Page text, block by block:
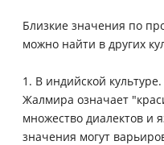
Близкие значения по
можно найти в других
1. В индийской
Жалмира означает
множество диалектов и
значения могут